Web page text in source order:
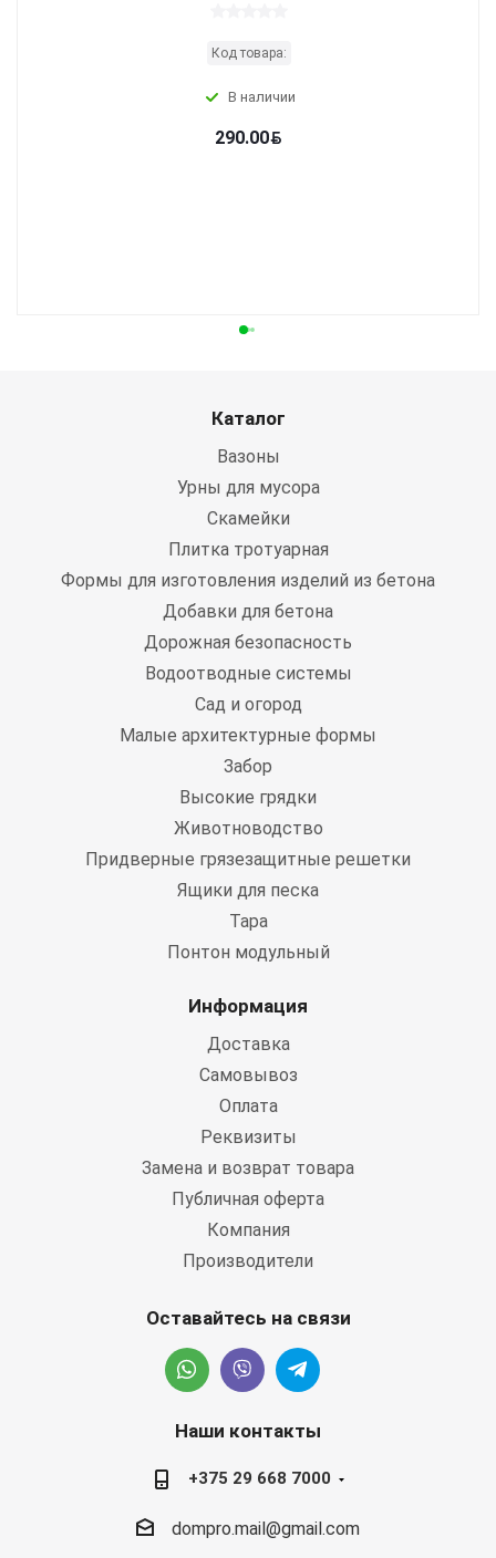
Код товара:
В наличии
290.00
Каталог
Вазоны
Урны для мусора
Скамейки
Плитка тротуарная
Формы для изготовления изделий из бетона
Добавки для бетона
Дорожная безопасность
Водоотводные системы
Сад и огород
Малые архитектурные формы
Забор
Высокие грядки
Животноводство
Придверные грязезащитные решетки
Ящики для песка
Тара
Понтон модульный
Информация
Доставка
Самовывоз
Оплата
Реквизиты
Замена и возврат товара
Публичная оферта
Компания
Производители
Оставайтесь на связи
Наши контакты
+375 29 668 7000
dompro.mail@gmail.com